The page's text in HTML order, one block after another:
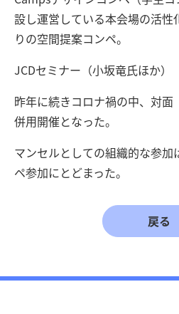
設し運営している本会場の活性
りの空間提案コンペ。
JCDセミナー（小坂竜氏ほか）
昨年に続きコロナ禍の中、対
併用開催となった。
マンセルとしての組織的な参加
ペ参加にとどまった。
戻る